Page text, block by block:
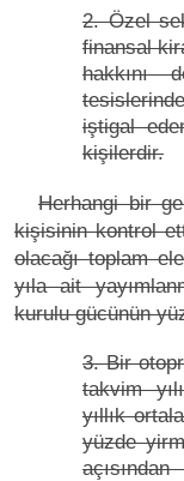
2. Özel
finansal
hakkını
iştigal
kişilerdir.
Herhangi bir
kişisinin kontrol
olacağı toplam
yıla ait
kurulu gücünün
3. Bir
takvim
yıllık
yüzde